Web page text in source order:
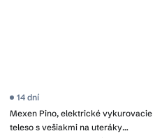
Mexen Pino, elektrické vykurovacie
teleso s vešiakmi na uteráky
14 dní